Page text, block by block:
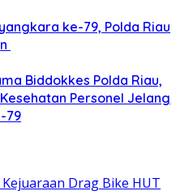
ke-79, Polda Riau
Biddokkes Polda Riau,
Personel Jelang
79